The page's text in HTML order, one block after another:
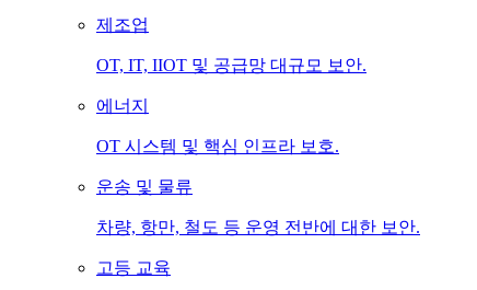
제조업
OT, IT, IIOT 및 공급망 대규모 보안.
에너지
OT 시스템 및 핵심 인프라 보호.
운송 및 물류
차량, 항만, 철도 등 운영 전반에 대한 보안.
고등 교육